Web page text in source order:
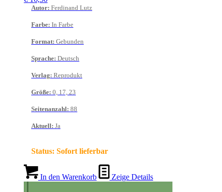
Autor: Ferdinand Lutz
Farbe: In Farbe
Format: Gebunden
Sprache: Deutsch
Verlag: Reprodukt
Größe: 0, 17, 23
Seitenanzahl: 88
Aktuell: Ja
Status: Sofort lieferbar
In den Warenkorb Zeige Details